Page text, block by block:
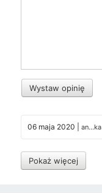
Wystaw opinię
06 maja 2020 an...ka
Pokaż więcej